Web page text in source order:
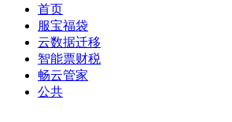
首页
服宝福袋
云数据迁移
智能票财税
畅云管家
公共